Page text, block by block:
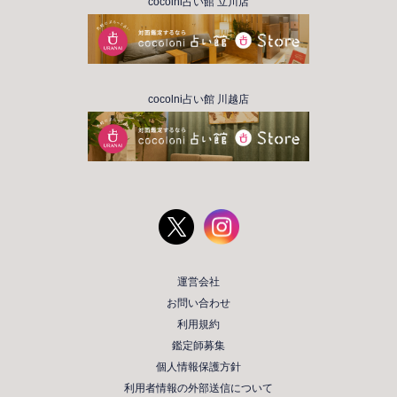
cocolni占い館 川越店
運営会社
お問い合わせ
利用規約
鑑定師募集
個人情報保護方針
利用者情報の外部送信について